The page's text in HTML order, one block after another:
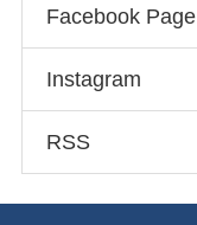
Facebook Page
Instagram
RSS